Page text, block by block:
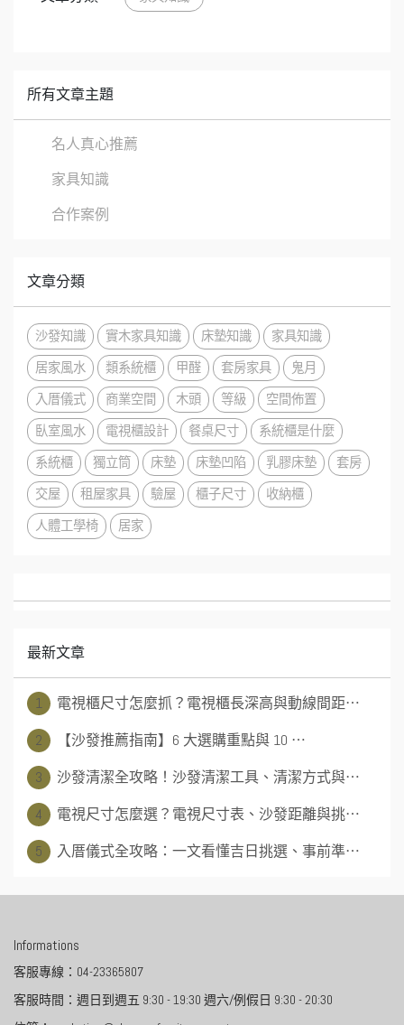
所有文章主題
名人真心推薦
家具知識
合作案例
文章分類
沙發知識 實木家具知識 床墊知識
家具知識
居家風水
類系統櫃 甲醛 套房家具
鬼月
入厝儀式
商業空間 木頭 等級
空間佈置
臥室風水
電視櫃設計 餐桌尺寸
系統櫃是什麼
系統櫃
獨立筒 床墊 床墊凹陷 乳膠床墊
套房
交屋
租屋家具 驗屋 櫃子尺寸
收納櫃
人體工學椅
居家
最新文章
1
電視櫃尺寸怎麼抓？電視櫃長深高與動線間距⋯
2
【沙發推薦指南】6 大選購重點與 10 ⋯
3
沙發清潔全攻略！沙發清潔工具、清潔方式與⋯
4
電視尺寸怎麼選？電視尺寸表、沙發距離與挑⋯
5
入厝儀式全攻略：一文看懂吉日挑選、事前準⋯
Informations
客服專線：04-23365807
客服時間：週日到週五 9:30 - 19:30 週六/例假日 9:30 - 20:30